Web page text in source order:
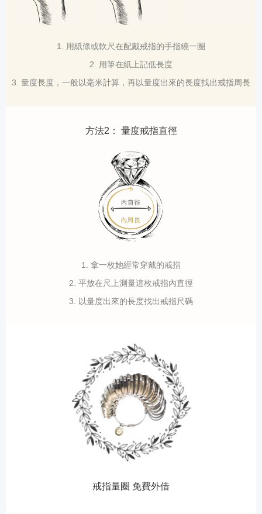
1. 用紙條或軟尺在配戴戒指的手指繞一圈
2. 用筆在紙上記低長度
3. 量度長度，一般以毫米計算，再以量度出來的長度找出戒指周長
方法2： 量度戒指直徑
1. 拿一枚她經常穿戴的戒指
2. 平放在尺上測量這枚戒指內直徑
3. 以量度出來的長度找出戒指尺碼
戒指量圈 免費外借